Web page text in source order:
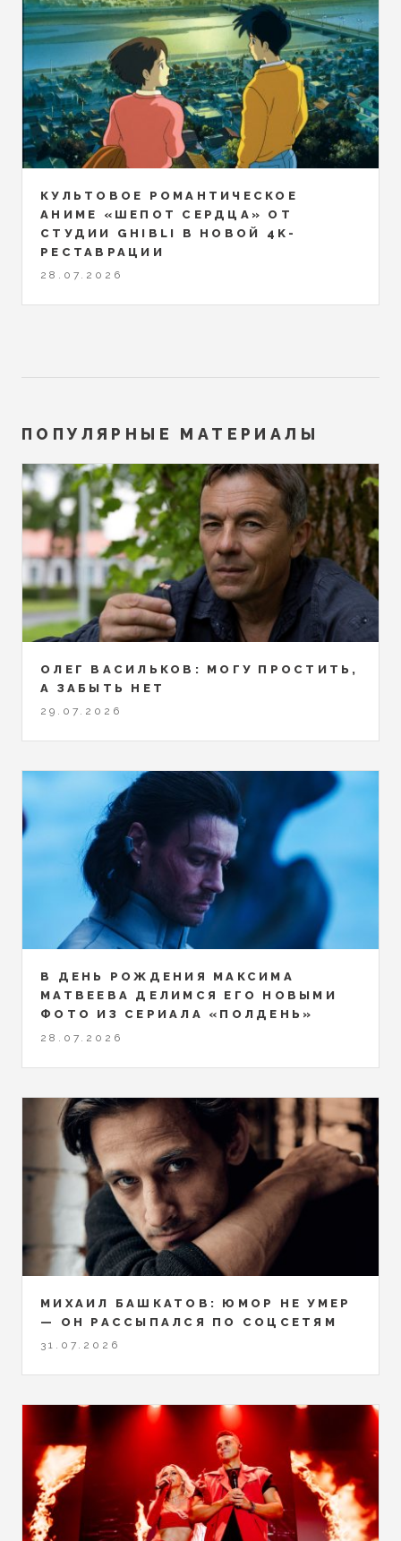
КУЛЬТОВОЕ РОМАНТИЧЕСКОЕ
АНИМЕ «ШЕПОТ СЕРДЦА» ОТ
СТУДИИ GHIBLI В НОВОЙ 4K-
РЕСТАВРАЦИИ
28.07.2026
ПОПУЛЯРНЫЕ МАТЕРИАЛЫ
ОЛЕГ ВАСИЛЬКОВ: МОГУ ПРОСТИТЬ,
А ЗАБЫТЬ НЕТ
29.07.2026
В ДЕНЬ РОЖДЕНИЯ МАКСИМА
МАТВЕЕВА ДЕЛИМСЯ ЕГО НОВЫМИ
ФОТО ИЗ СЕРИАЛА «ПОЛДЕНЬ»
28.07.2026
МИХАИЛ БАШКАТОВ: ЮМОР НЕ УМЕР
— ОН РАССЫПАЛСЯ ПО СОЦСЕТЯМ
31.07.2026